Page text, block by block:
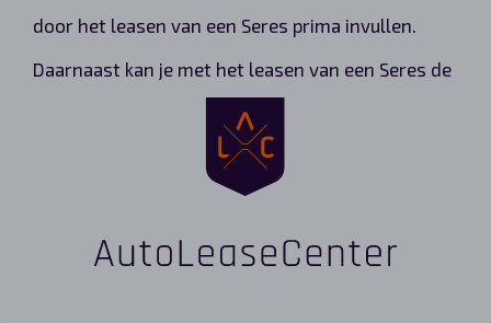
door het leasen van een Seres prima invullen.
Daarnaast kan je met het leasen van een Seres de
eerste stap zetten naar een volledig elektrisch